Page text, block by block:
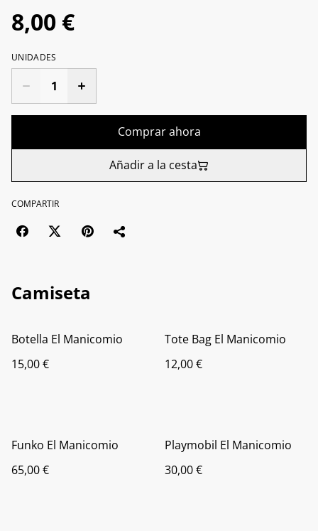
8,00 €
UNIDADES
Comprar ahora
Añadir a la cesta
COMPARTIR
Camiseta
Botella El Manicomio
15,00 €
Tote Bag El Manicomio
12,00 €
Funko El Manicomio
65,00 €
Playmobil El Manicomio
30,00 €